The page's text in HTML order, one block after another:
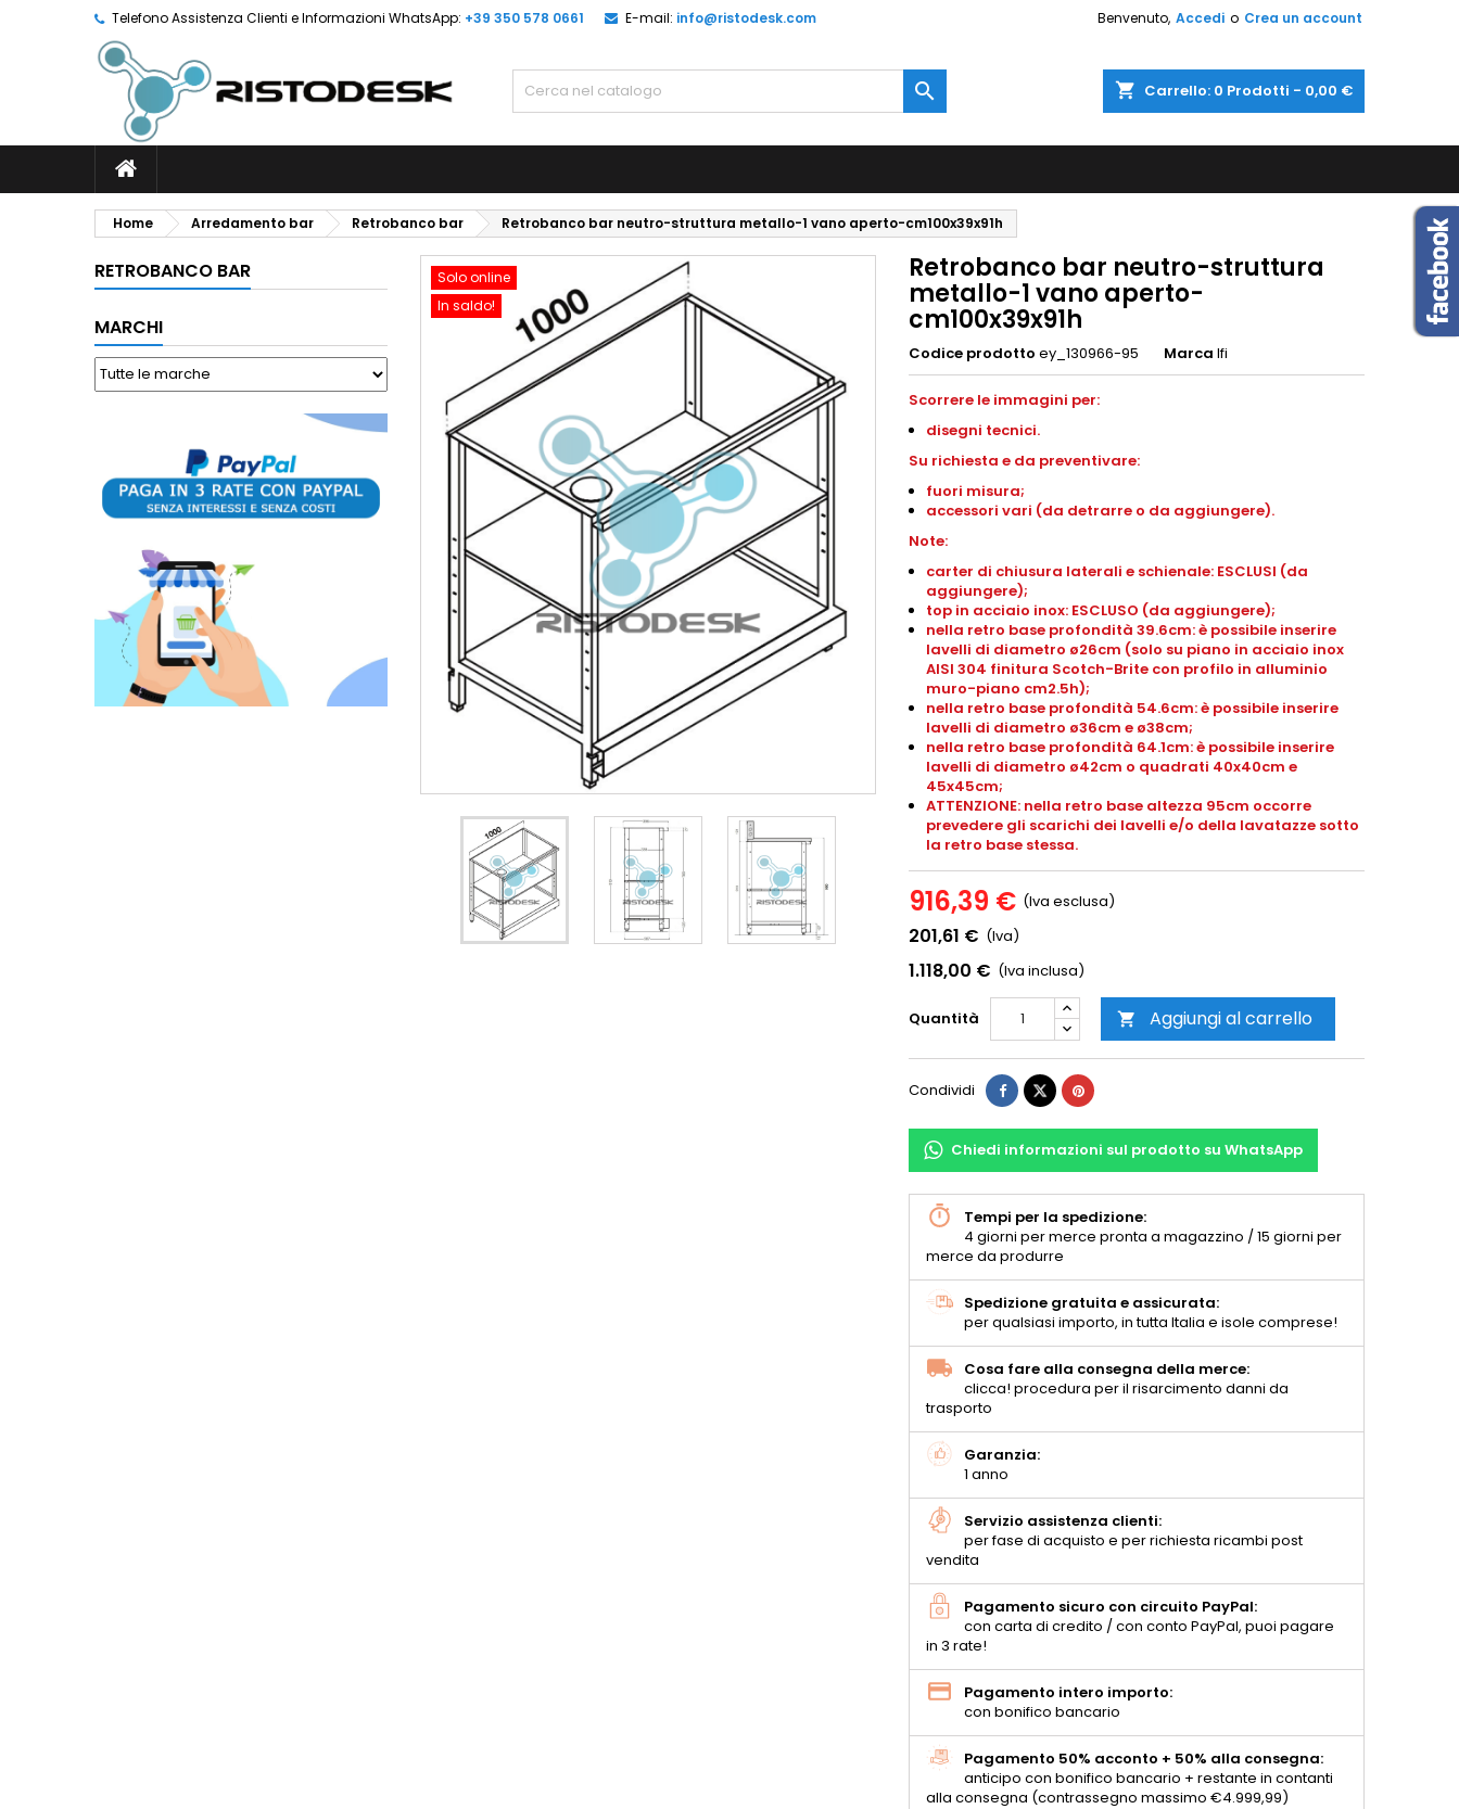
Telefono Assistenza Clienti e Informazioni WhatsApp: +39 350 578 0661 E-mail: info@ristodesk.com Benvenuto, Accedi o Crea un account
shopping_cart Carrello: 0 Prodotti - 0,00 €

Home Arredamento bar Retrobanco bar Retrobanco bar neutro-struttura metallo-1 vano aperto-cm100x39x91h
RETROBANCO BAR
MARCHI
Solo online
In saldo!
Retrobanco bar neutro-struttura
metallo-1 vano aperto-
cm100x39x91h
Codice prodotto ey_130966-95 Marca Ifi
Scorrere le immagini per:
disegni tecnici.
Su richiesta e da preventivare:
fuori misura;
accessori vari (da detrarre o da aggiungere).
Note:
carter di chiusura laterali e schienale: ESCLUSI (da
aggiungere);
top in acciaio inox: ESCLUSO (da aggiungere);
nella retro base profondità 39.6cm: è possibile inserire
lavelli di diametro ø26cm (solo su piano in acciaio inox
AISI 304 finitura Scotch-Brite con profilo in alluminio
muro-piano cm2.5h);
nella retro base profondità 54.6cm: è possibile inserire
lavelli di diametro ø36cm e ø38cm;
nella retro base profondità 64.1cm: è possibile inserire
lavelli di diametro ø42cm o quadrati 40x40cm e
45x45cm;
ATTENZIONE: nella retro base altezza 95cm occorre
prevedere gli scarichi dei lavelli e/o della lavatazze sotto
la retro base stessa.
916,39 € (Iva esclusa)
201,61 € (Iva)
1.118,00 € (Iva inclusa)
Quantità  Aggiungi al carrello
Condividi
Chiedi informazioni sul prodotto su WhatsApp
Tempi per la spedizione:
4 giorni per merce pronta a magazzino / 15 giorni per
merce da produrre
Spedizione gratuita e assicurata:
per qualsiasi importo, in tutta Italia e isole comprese!
Cosa fare alla consegna della merce:
clicca! procedura per il risarcimento danni da
trasporto
Garanzia:
1 anno
Servizio assistenza clienti:
per fase di acquisto e per richiesta ricambi post
vendita
Pagamento sicuro con circuito PayPal:
con carta di credito / con conto PayPal, puoi pagare
in 3 rate!
Pagamento intero importo:
con bonifico bancario
Pagamento 50% acconto + 50% alla consegna:
anticipo con bonifico bancario + restante in contanti
alla consegna (contrassegno massimo €4.999,99)